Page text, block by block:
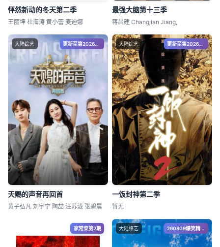
怦然新动的冬天第二季
王丽坤 杜海涛 黄小蕾 麦迪娜
最强大脑第十三季
蒋昌建 Changjian Jiang,
大陆综艺 更新至第20260120期
天赐的声音再回首
黄子弘凡 刘宇宁 陶喆 汪苏泷 张碧晨
大陆综艺 更新至第20260809期
一饭封神第二季
暂无
家常菜第2期 大陆综艺 260809爆笑精华版